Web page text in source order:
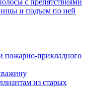
и подъем по ней
пожарно-прикладного
из старых